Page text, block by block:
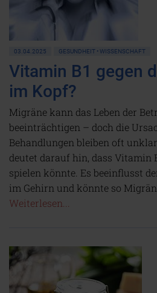
03.04.2025 GESUNDHEIT • WISSENSCHAFT
Vitamin B1 gegen
im Kopf?
Migräne kann das Leben der
beeinträchtigen – doch die
Behandlungen bleiben oft
deutet darauf hin, dass Vitamin
spielen könnte. Es beeinflusst
im Gehirn und könnte so
Weiterlesen...